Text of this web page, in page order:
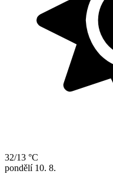
32/13 °C
pondělí 10. 8.